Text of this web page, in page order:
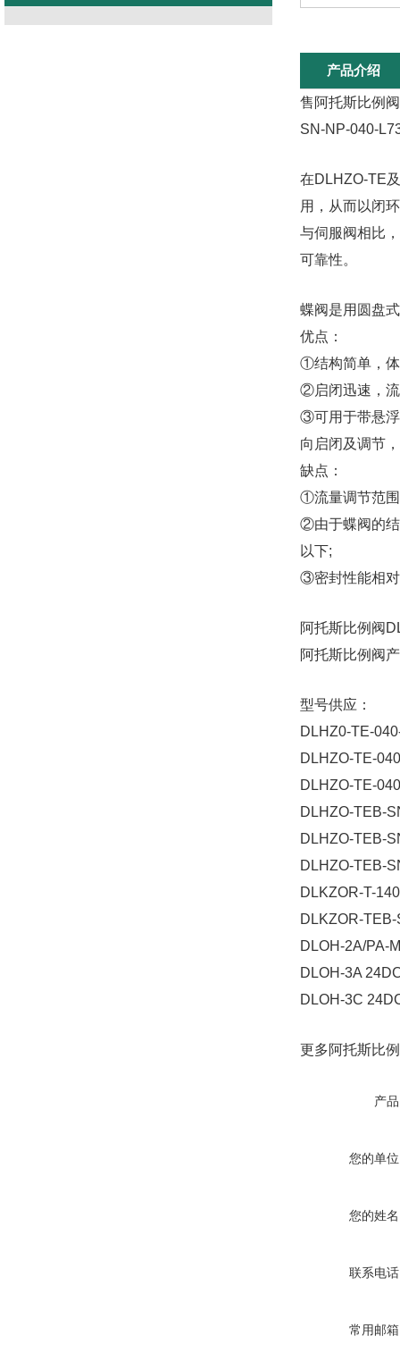
产品介绍
售阿托斯比例
SN-NP-040-
在DLHZO-TE
用，从而以闭
与伺服阀相比
可靠性。
蝶阀是用圆盘
优点：
①结构简单，体
②启闭迅速，
③可用于带悬浮
向启闭及调节
缺点：
①流量调节范围
②由于蝶阀的结
以下;
③密封性能相对
阿托斯比例阀
阿托斯比例阀
型号供应：
DLHZ0-TE-
DLHZO-TE-
DLHZO-TE-
DLHZO-TEB-
DLHZO-TEB-
DLHZO-TEB-
DLKZOR-T-
DLKZOR-
DLOH-2A/PA-
DLOH-3A
DLOH-3C
更多阿托斯比
产
您的单
您的姓
联系电
常用邮